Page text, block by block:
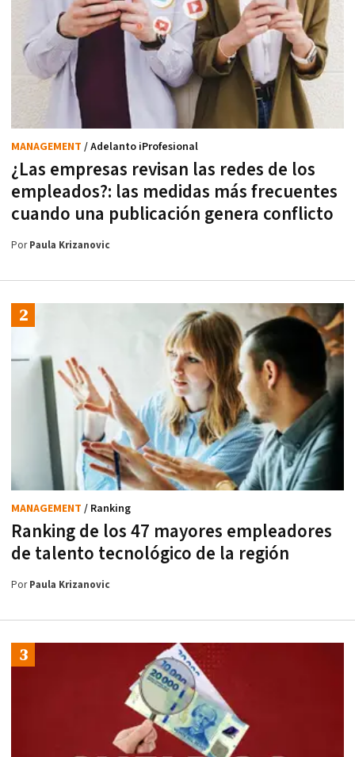
¿Las empresas revisan las redes de los
empleados?: las medidas más frecuentes
cuando una publicación genera conflicto
MANAGEMENT / Adelanto iProfesional
PorPaula Krizanovic
Ranking de los 47 mayores empleadores
de talento tecnológico de la región
MANAGEMENT / Ranking
PorPaula Krizanovic